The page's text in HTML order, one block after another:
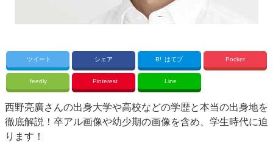
ツイート シェア B! はてブ Pocket
feedly Pinterest Line
西野亮廣さんの出身大学や高校などの学歴と本当の出身地を
徹底解説！卒アル画像や幼少期の画像を含め、学生時代に迫
ります！